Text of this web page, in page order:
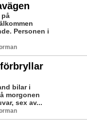
Personen i
bilar i
morgonen
sex av...